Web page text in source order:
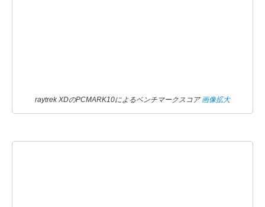
raytrek XDのPCMARK10によるベンチマークスコア 画像拡大